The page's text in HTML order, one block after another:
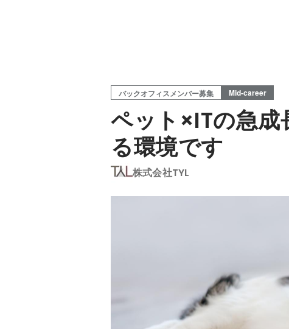
バックオフィスメンバー募集 Mid-career
ペット×ITの急成
る環境です
株式会社TYL